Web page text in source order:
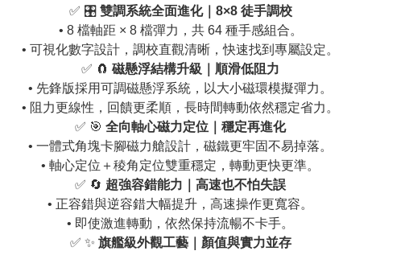
✅ 🎛️ 雙調系統全面進化｜8×8 徒手調校
• 8 檔軸距 × 8 檔彈力，共 64 種手感組合。
• 可視化數字設計，調校直觀清晰，快速找到專屬設定。
✅ 🧲 磁懸浮結構升級｜順滑低阻力
• 先鋒版採用可調磁懸浮系統，以大小磁環模擬彈力。
• 阻力更線性，回饋更柔順，長時間轉動依然穩定省力。
✅ 🎯 全向軸心磁力定位｜穩定再進化
• 一體式角塊卡腳磁力艙設計，磁鐵更牢固不易掉落。
• 軸心定位＋稜角定位雙重穩定，轉動更快更準。
✅ 🔄 超強容錯能力｜高速也不怕失誤
• 正容錯與逆容錯大幅提升，高速操作更寬容。
• 即使激進轉動，依然保持流暢不卡手。
✅ ✨ 旗艦級外觀工藝｜顏值與實力並存